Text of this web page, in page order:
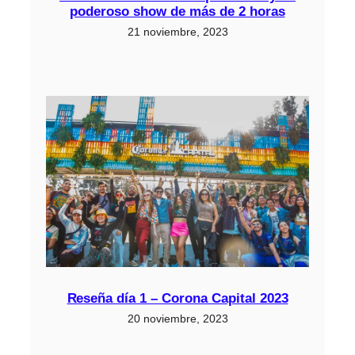
poderoso show de más de 2 horas
21 noviembre, 2023
Reseña día 1 – Corona Capital 2023
20 noviembre, 2023